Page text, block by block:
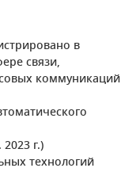
в
связи,
коммуникаций
г.)
технологий